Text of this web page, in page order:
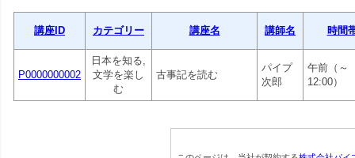
講座ID カテゴリー 講座名 講師名 時間
P0000000002
日本を知る,
文学を楽し
む
古事記を読む
パイプ
次郎
午前（～
12:00）